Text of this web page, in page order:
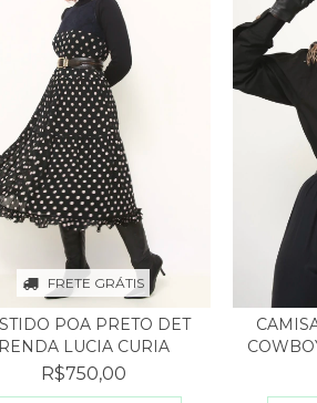
FRETE GRÁTIS
POA PRETO DET
RENDA LUCIA CURIA
R$750,00